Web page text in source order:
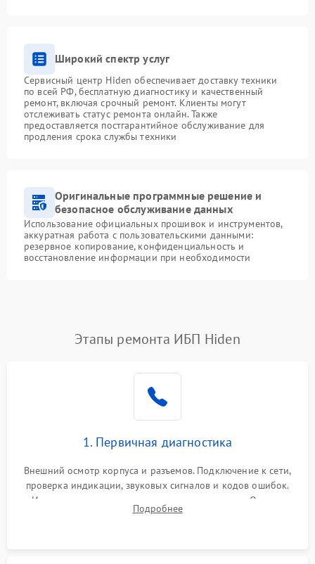
Широкий спектр услуг
Сервисный центр Hiden обеспечивает доставку техники
по всей РФ, бесплатную диагностику и качественный
ремонт, включая срочный ремонт. Клиенты могут
отслеживать статус ремонта онлайн. Также
предоставляется постгарантийное обслуживание для
продления срока службы техники
Оригинальные программные решение и
безопасное обслуживание данных
Использование официальных прошивок и инструментов,
аккуратная работа с пользовательскими данными:
резервное копирование, конфиденциальность и
восстановление информации при необходимости
Этапы ремонта ИБП Hiden
1. Первичная диагностика
Внешний осмотр корпуса и разъемов. Подключение к сети,
проверка индикации, звуковых сигналов и кодов ошибок.
Измерение входного и выходного напряжения. Оценка
реакции ИБП на отключение основного питания без
Подробнее